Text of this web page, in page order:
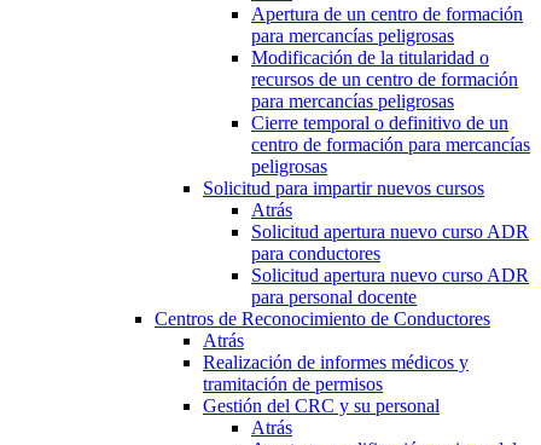
Apertura de un centro de formación
para mercancías peligrosas
Modificación de la titularidad o
recursos de un centro de formación
para mercancías peligrosas
Cierre temporal o definitivo de un
centro de formación para mercancías
peligrosas
Solicitud para impartir nuevos cursos
Atrás
Solicitud apertura nuevo curso ADR
para conductores
Solicitud apertura nuevo curso ADR
para personal docente
Centros de Reconocimiento de Conductores
Atrás
Realización de informes médicos y
tramitación de permisos
Gestión del CRC y su personal
Atrás